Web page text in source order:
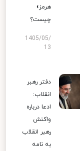
هرمز»
چیست؟
1405/05/
13
دفتر رهبر
انقلاب:
ادعا درباره
واکنش
رهبر انقلاب
به نامه